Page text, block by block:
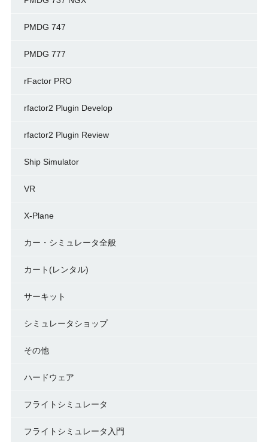
PMDG 747
PMDG 777
rFactor PRO
rfactor2 Plugin Develop
rfactor2 Plugin Review
Ship Simulator
VR
X-Plane
カー・シミュレータ全般
カート(レンタル)
サーキット
シミュレータショップ
その他
ハードウェア
フライトシミュレータ
フライトシミュレータ入門